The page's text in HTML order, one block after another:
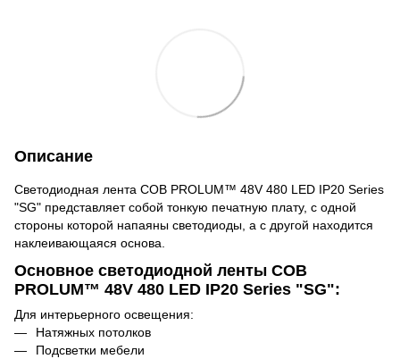
Описание
Светодиодная лента СОВ PROLUM™ 48V 480 LED IP20 Series
"SG" представляет собой тонкую печатную плату, с одной
стороны которой напаяны светодиоды, а с другой находится
наклеивающаяся основа.
Основное светодиодной ленты СОВ
PROLUM™ 48V 480 LED IP20 Series "SG":
Для интерьерного освещения:
Натяжных потолков
Подсветки мебели